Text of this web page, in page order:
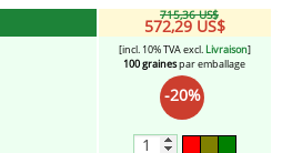
715,36 US$
572,29 US$
[incl. 10% TVA excl. Livraison]
100 grainespar emballage
-20%